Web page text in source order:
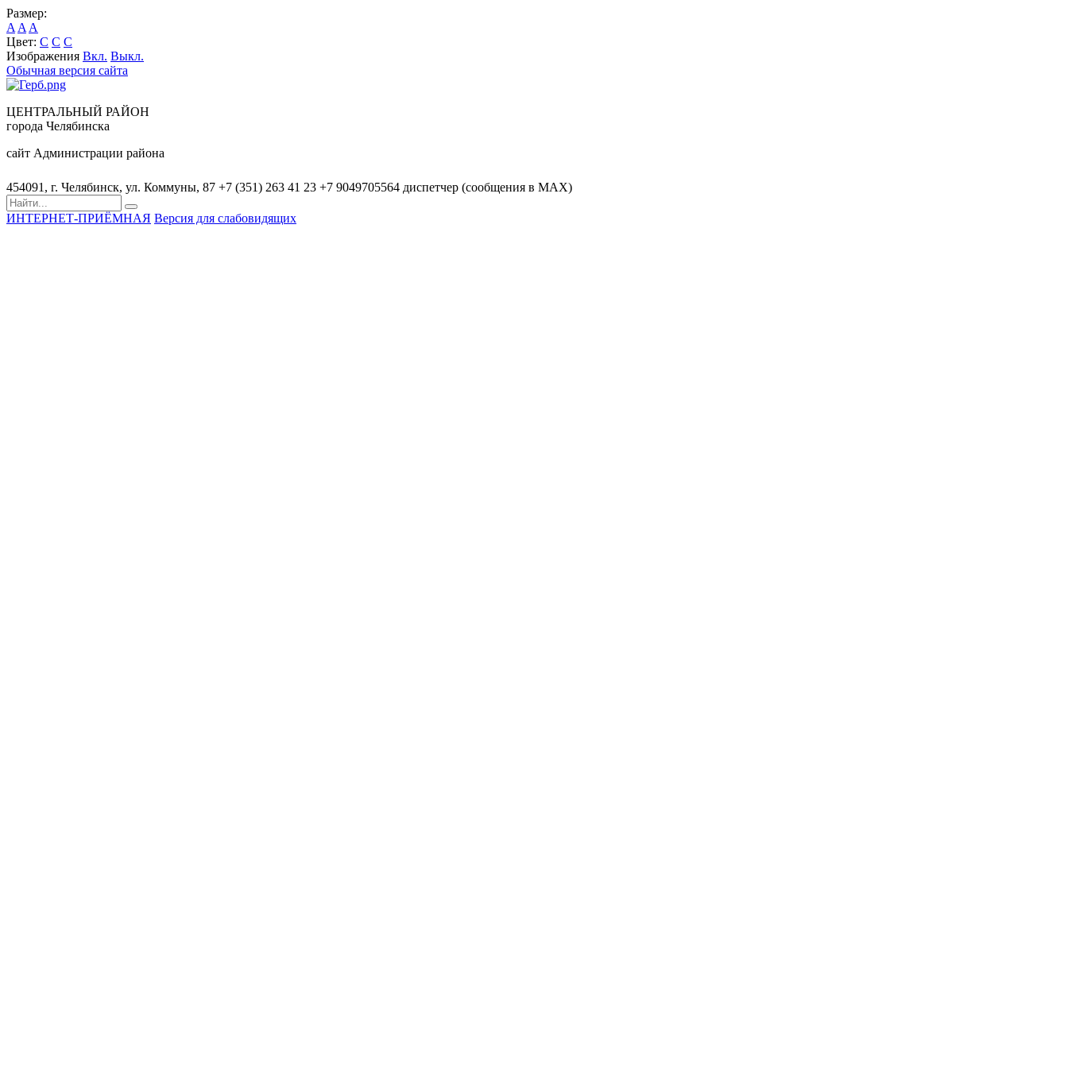
Размер:
A A A
Цвет: C C C
Изображения Вкл. Выкл.
Обычная версия сайта
ЦЕНТРАЛЬНЫЙ РАЙОН
города Челябинска
сайт Администрации района
454091, г. Челябинск, ул. Коммуны, 87 +7 (351) 263 41 23 +7 9049705564 диспетчер (сообщения в MAX)
ИНТЕРНЕТ-ПРИЁМНАЯ Версия для слабовидящих